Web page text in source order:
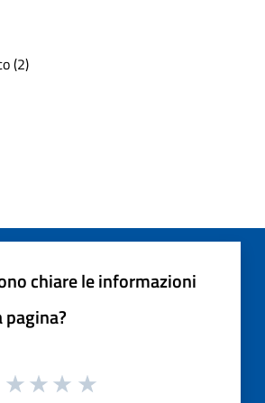
(2)
chiare le informazioni
pagina?